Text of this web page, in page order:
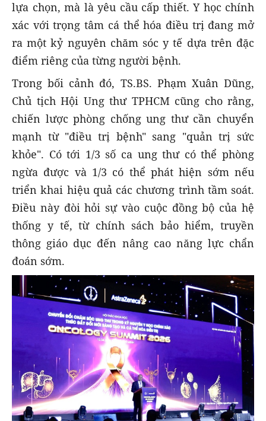
lựa chọn, mà là yêu cầu cấp thiết. Y học chính
xác với trọng tâm cá thể hóa điều trị đang mở
ra một kỷ nguyên chăm sóc y tế dựa trên đặc
điểm riêng của từng người bệnh.
Trong bối cảnh đó, TS.BS. Phạm Xuân Dũng,
Chủ tịch Hội Ung thư TPHCM cũng cho rằng,
chiến lược phòng chống ung thư cần chuyển
mạnh từ "điều trị bệnh" sang "quản trị sức
khỏe". Có tới 1/3 số ca ung thư có thể phòng
ngừa được và 1/3 có thể phát hiện sớm nếu
triển khai hiệu quả các chương trình tầm soát.
Điều này đòi hỏi sự vào cuộc đồng bộ của hệ
thống y tế, từ chính sách bảo hiểm, truyền
thông giáo dục đến nâng cao năng lực chẩn
đoán sớm.